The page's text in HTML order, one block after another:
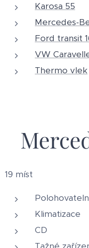
Karosa 55
Mercedes-
Ford transit
VW
Thermo vlek
19 míst
Klimatizace
CD